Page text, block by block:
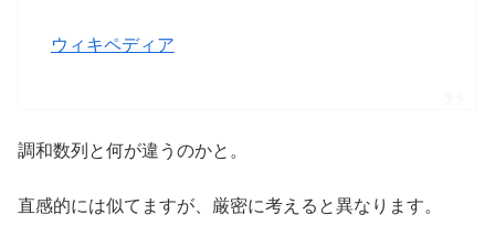
ウィキペディア
調和数列と何が違うのかと。
直感的には似てますが、厳密に考えると異なります。